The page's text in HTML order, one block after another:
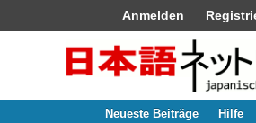
Anmelden
Neueste Beiträge Hilfe